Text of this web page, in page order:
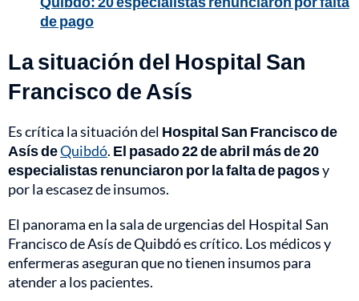
de pago
La situación del Hospital San
Francisco de Asís
Es crítica la situación del Hospital San Francisco de
Asís deQuibdó. El pasado 22 de abril más de 20
especialistas renunciaron por la falta de pagosy
por la escasez de insumos.
El panorama en la sala de urgencias del Hospital San
Francisco de Asís de Quibdó es crítico. Los médicos y
enfermeras aseguran que no tienen insumos para
atender a los pacientes.